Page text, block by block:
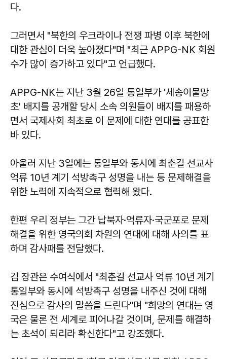
다.
그러면서 "북한의 우크라이나 전쟁 파병 이후 북한에
대한 관심이 더욱 높아졌다"며 "최근 APPG-NK 회원
수가 많이 증가하고 있다"고 언급했다.
APPG-NK는 지난 3월 26일 통일부가 '세송이물망
초' 배지를 공개할 당시 소속 의원들이 배지를 패용하
면서 국제사회 최초로 이 문제에 대한 연대를 공표한
바 있다.
아울러 지난 3일에는 통일부와 동시에 최춘길 선교사
억류 10년 계기 석방촉구 성명을 내는 등 문제해결을
위한 노력에 지속적으로 협력해 왔다.
한편 우리 정부는 그간 납북자·억류자·국군포로 문제
해결을 위한 영국의회 차원의 연대에 대해 사의를 표
하며 감사패를 전달했다.
김 장관은 수여식에서 "최춘길 선교사 억류 10년 계기
통일부와 동시에 석방촉구 성명을 내주신 것에 대해
진심으로 감사의 말씀을 드린다"며 "희망의 연대는 영
국은 물론 전 세계로 피어나갈 것이며, 문제를 해결하
는 초석이 되리라 확신한다"고 강조했다.